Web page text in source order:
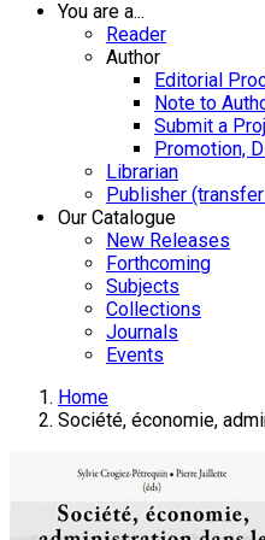
You are a...
Reader
Author
Editorial
Note to
Submit a
Promotion,
Librarian
Publisher
Our Catalogue
New Releases
Forthcoming
Subjects
Collections
Journals
Events
Home
Société, économie,